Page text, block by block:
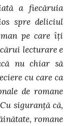
a fiecăruia
spre deliciul
pe care îţi
lecturare e
nu chiar să
cu care ca
de romane
siguranţă că,
romane